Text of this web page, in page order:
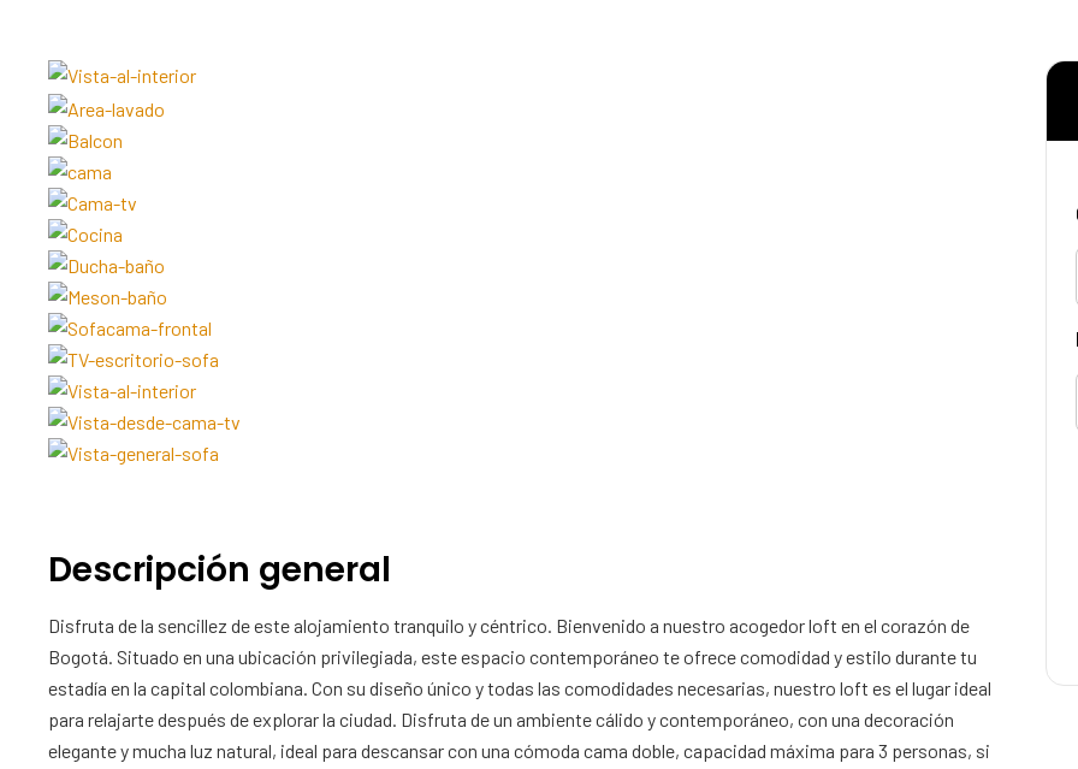
Descripción general
Disfruta de la sencillez de este alojamiento tranquilo y céntrico. Bienvenido a nuestro acogedor loft en el corazón de
Bogotá. Situado en una ubicación privilegiada, este espacio contemporáneo te ofrece comodidad y estilo durante tu
estadía en la capital colombiana. Con su diseño único y todas las comodidades necesarias, nuestro loft es el lugar ideal
para relajarte después de explorar la ciudad. Disfruta de un ambiente cálido y contemporáneo, con una decoración
elegante y mucha luz natural, ideal para descansar con una cómoda cama doble, capacidad máxima para 3 personas, si